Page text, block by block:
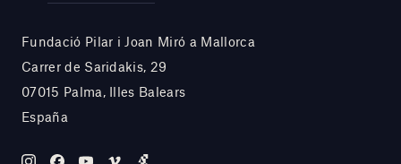
Fundació Pilar i Joan Miró a Mallorca
Carrer de Saridakis, 29
07015 Palma, Illes Balears
España